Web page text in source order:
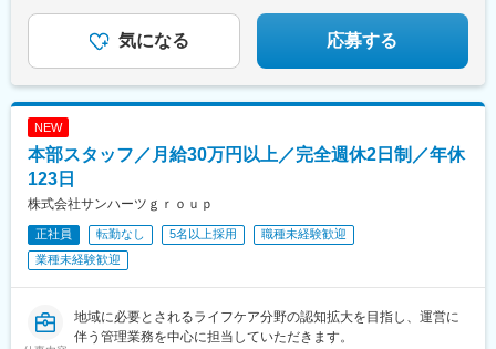
気になる 応募する
NEW
本部スタッフ／月給30万円以上／完全週休2日制／年休
123日
株式会社サンハーツｇｒｏｕｐ
正社員 転勤なし 5名以上採用
職種未経験歓迎
業種未経験歓迎
地域に必要とされるライフケア分野の認知拡大を目指し、運営に
伴う管理業務を中心に担当していただきます。